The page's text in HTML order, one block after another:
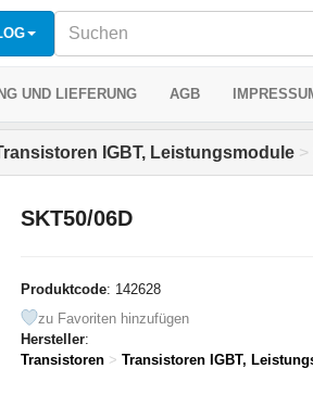
UND LIEFERUNG AGB
IGBT, Leistungsmodule >
SKT50/06D
Produktcode: 142628
zu Favoriten hinzufügen
Hersteller:
Transistoren > Transistoren IGBT,